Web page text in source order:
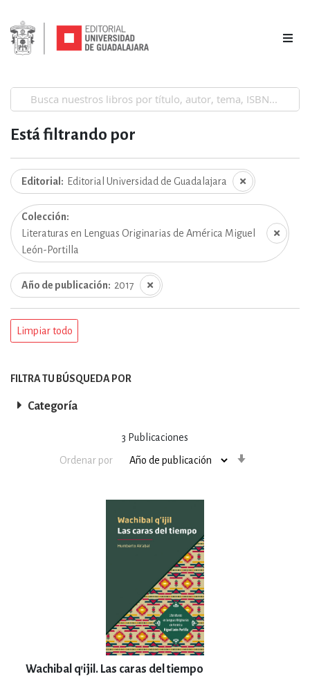
3 Publicaciones
Ordenar por
Wachibal q'ijil. Las caras del tiempo
Está filtrando por
Editorial Editorial Universidad de Guadalajara
Colección
Literaturas en Lenguas Originarias de América Miguel
León-Portilla
Año de publicación 2017
Limpiar todo
FILTRA TU BÚSQUEDA POR
Categoría